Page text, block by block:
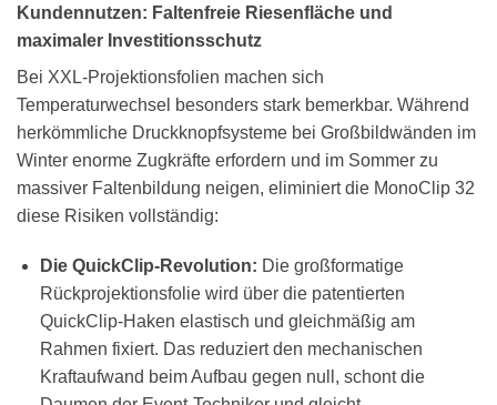
Kundennutzen: Faltenfreie Riesenfläche und
maximaler Investitionsschutz
Bei XXL-Projektionsfolien machen sich
Temperaturwechsel besonders stark bemerkbar. Während
herkömmliche Druckknopfsysteme bei Großbildwänden im
Winter enorme Zugkräfte erfordern und im Sommer zu
massiver Faltenbildung neigen, eliminiert die MonoClip 32
diese Risiken vollständig:
Die QuickClip-Revolution: Die großformatige
Rückprojektionsfolie wird über die patentierten
QuickClip-Haken elastisch und gleichmäßig am
Rahmen fixiert. Das reduziert den mechanischen
Kraftaufwand beim Aufbau gegen null, schont die